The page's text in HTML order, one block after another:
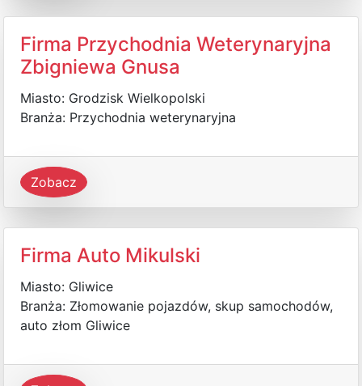
Firma Przychodnia Weterynaryjna
Zbigniewa Gnusa
Miasto: Grodzisk Wielkopolski
Branża: Przychodnia weterynaryjna
Zobacz
Firma Auto Mikulski
Miasto: Gliwice
Branża: Złomowanie pojazdów, skup samochodów,
auto złom Gliwice